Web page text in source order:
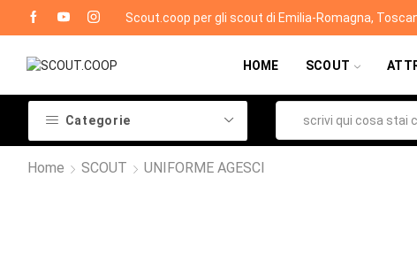
Scout.coop per gli scout di Emilia-Romagna,
HOME SCOUT
Categorie
Home SCOUT UNIFORME AGESCI